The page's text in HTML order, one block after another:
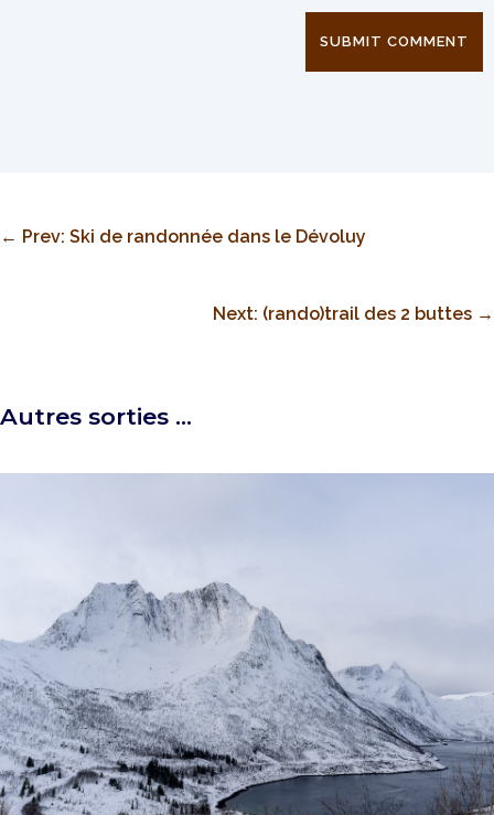
SUBMIT COMMENT
← Prev: Ski de randonnée dans le Dévoluy
Next: (rando)trail des 2 buttes →
Autres sorties …